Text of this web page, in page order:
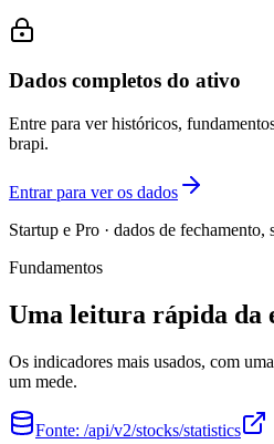
Dados completos do ativo
Entre para ver históricos,
brapi.
Entrar para ver os dados
Startup e Pro · dados de fechamento,
Fundamentos
Uma leitura rápida da
Os indicadores mais usados, com
um mede.
Fonte: /api/v2/stocks/statistics